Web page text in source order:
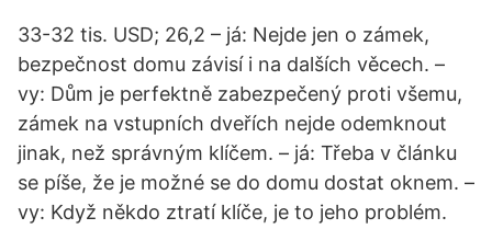
33-32 tis. USD; 26,2 – já: Nejde jen o zámek,
bezpečnost domu závisí i na dalších věcech. –
vy: Dům je perfektně zabezpečený proti všemu,
zámek na vstupních dveřích nejde odemknout
jinak, než správným klíčem. – já: Třeba v článku
se píše, že je možné se do domu dostat oknem. –
vy: Když někdo ztratí klíče, je to jeho problém.